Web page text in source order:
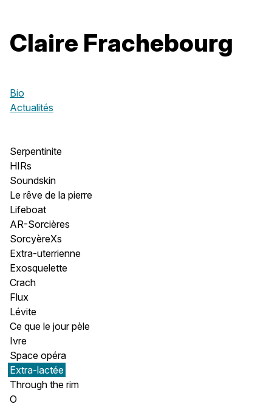
Claire Frachebourg
Bio
Actualités
Serpentinite
HIRs
Soundskin
Le rêve de la pierre
Lifeboat
AR-Sorcières
SorcyèreXs
Extra-uterrienne
Exosquelette
Crach
Flux
Lévite
Ce que le jour pèle
Ivre
Space opéra
Extra-lactée
Through the rim
O